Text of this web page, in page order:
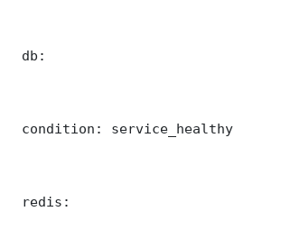
db:
condition: service_healthy
redis: